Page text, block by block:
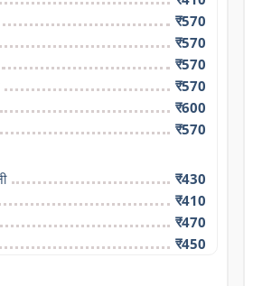
₹570
₹570
₹570
₹570
₹600
₹570
₹430
₹410
₹470
₹450